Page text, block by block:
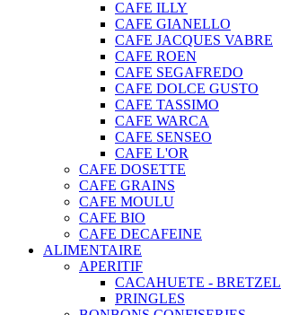
CAFE ILLY
CAFE GIANELLO
CAFE JACQUES VABRE
CAFE ROEN
CAFE SEGAFREDO
CAFE DOLCE GUSTO
CAFE TASSIMO
CAFE WARCA
CAFE SENSEO
CAFE L'OR
CAFE DOSETTE
CAFE GRAINS
CAFE MOULU
CAFE BIO
CAFE DECAFEINE
ALIMENTAIRE
APERITIF
CACAHUETE - BRETZEL
PRINGLES